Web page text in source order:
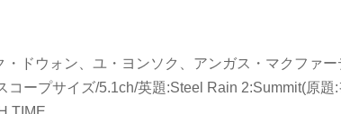
ドウォン、ユ・ヨンソク、アンガス・マクファー
コープサイズ/5.1ch/英題:Steel Rain 2:Summit(原題